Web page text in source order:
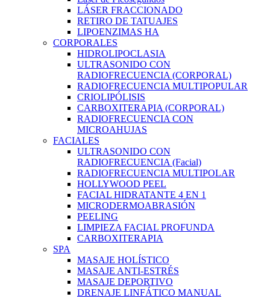
LÁSER FRACCIONADO
RETIRO DE TATUAJES
LIPOENZIMAS HA
CORPORALES
HIDROLIPOCLASIA
ULTRASONIDO CON
RADIOFRECUENCIA (CORPORAL)
RADIOFRECUENCIA MULTIPOPULAR
CRIOLIPÓLISIS
CARBOXITERAPIA (CORPORAL)
RADIOFRECUENCIA CON
MICROAHUJAS
FACIALES
ULTRASONIDO CON
RADIOFRECUENCIA (Facial)
RADIOFRECUENCIA MULTIPOLAR
HOLLYWOOD PEEL
FACIAL HIDRATANTE 4 EN 1
MICRODERMOABRASIÓN
PEELING
LIMPIEZA FACIAL PROFUNDA
CARBOXITERAPIA
SPA
MASAJE HOLÍSTICO
MASAJE ANTI-ESTRÉS
MASAJE DEPORTIVO
DRENAJE LINFÁTICO MANUAL